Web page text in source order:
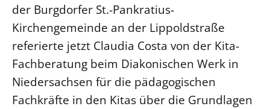
der Burgdorfer St.-Pankratius-
Kirchengemeinde an der Lippoldstraße
referierte jetzt Claudia Costa von der Kita-
Fachberatung beim Diakonischen Werk in
Niedersachsen für die pädagogischen
Fachkräfte in den Kitas über die Grundlagen
Geschäftsstelle Landessynode
LANDESSYNODE
27. Landessynode
Kontakt
Hintergrund